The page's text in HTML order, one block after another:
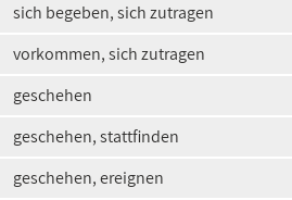
sich begeben, sich zutragen
vorkommen, sich zutragen
geschehen
geschehen, stattfinden
geschehen, ereignen